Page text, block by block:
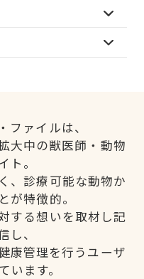
ファイルは、
大中の獣医師・動物
ト。
、診療可能な動物か
が特徴的。
する想いを取材し記
し、
康管理を行うユーザ
います。